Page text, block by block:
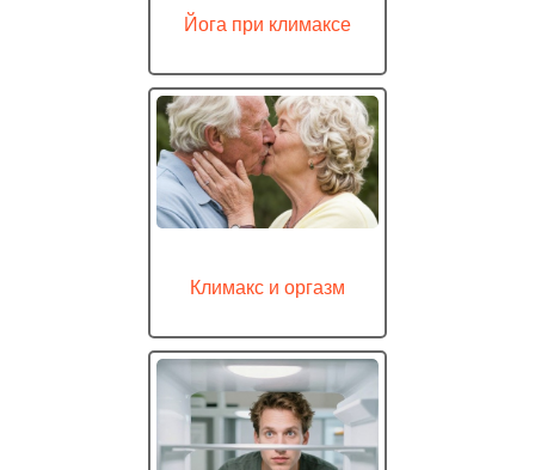
Йога при климаксе
Климакс и оргазм